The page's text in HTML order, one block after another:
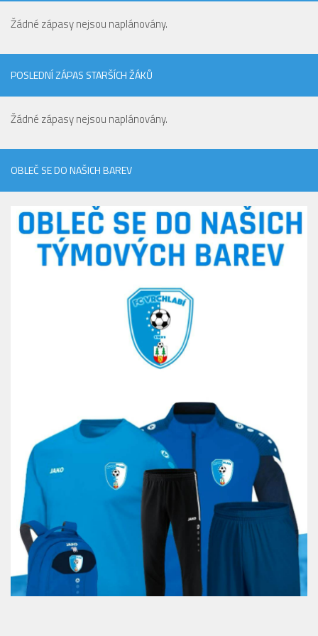
Žádné zápasy nejsou naplánovány.
POSLEDNÍ ZÁPAS STARŠÍCH ŽÁKŮ
Žádné zápasy nejsou naplánovány.
OBLEČ SE DO NAŠICH BAREV